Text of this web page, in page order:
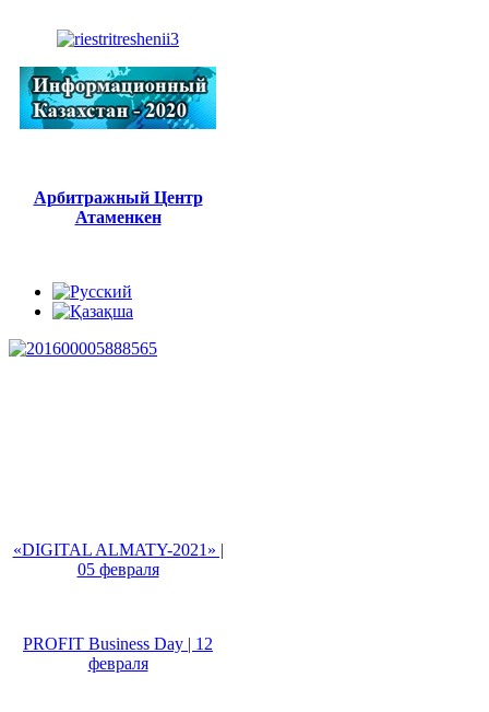
Арбитражный Центр
Атаменкен
«DIGITAL ALMATY-2021» |
05 февраля
PROFIT Business Day | 12
февраля